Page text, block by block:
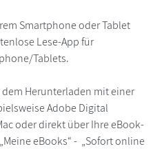
Smartphone oder Tablet
Lese-App für
Tablets.
Herunterladen mit einer
Adobe Digital
oder direkt über Ihre eBook-
eBooks“ - „Sofort online